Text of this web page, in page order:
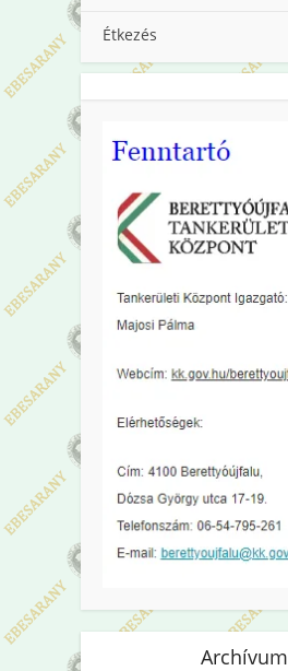
Étkezés
Archívum